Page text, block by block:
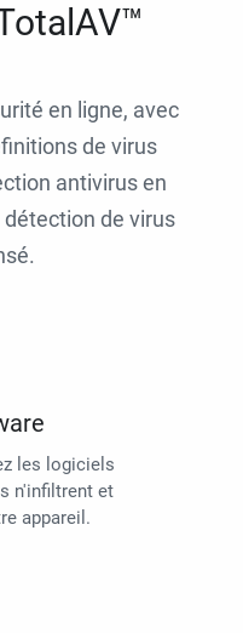
en ligne, avec
de virus
antivirus en
de virus
les logiciels
n'infiltrent et
appareil.